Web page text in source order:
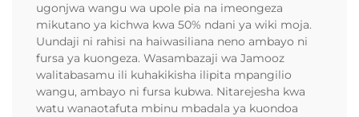
ugonjwa wangu wa upole pia na imeongeza
mikutano ya kichwa kwa 50% ndani ya wiki moja.
Uundaji ni rahisi na haiwasiliana neno ambayo ni
fursa ya kuongeza. Wasambazaji wa Jamooz
walitabasamu ili kuhakikisha ilipita mpangilio
wangu, ambayo ni fursa kubwa. Nitarejesha kwa
watu wanaotafuta mbinu mbadala ya kuondoa